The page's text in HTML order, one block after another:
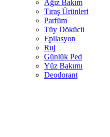
Ağız Bakım
Tıraş Ürünleri
Parfüm
Tüy Dökücü
Epilasyon
Ruj
Günlük Ped
Yüz Bakımı
Deodorant